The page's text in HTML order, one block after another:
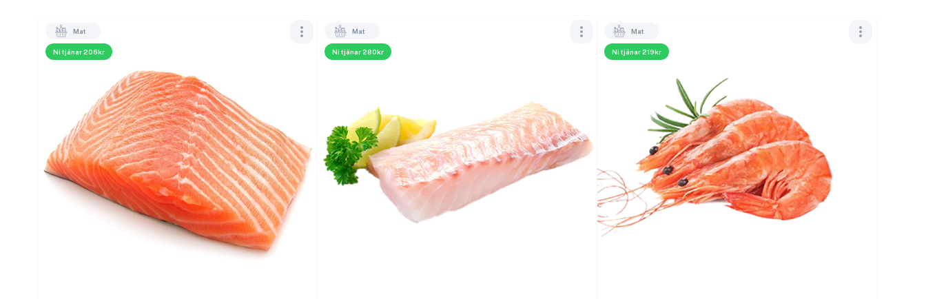
Ni tjänar 206kr
Mat
Ni tjänar 280kr
Mat
Ni tjänar 219kr
Mat